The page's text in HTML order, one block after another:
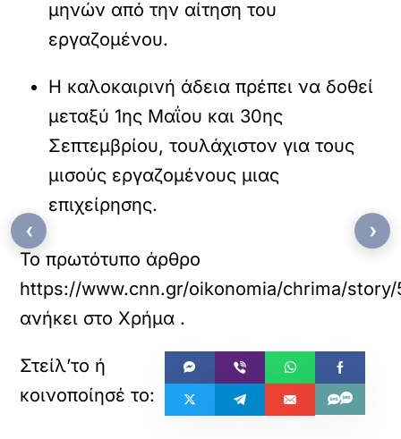
μηνών από την αίτηση του
εργαζομένου.
Η καλοκαιρινή άδεια πρέπει να δοθεί
μεταξύ 1ης Μαΐου και 30ης
Σεπτεμβρίου, τουλάχιστον για τους
μισούς εργαζομένους μιας
επιχείρησης.
Το πρωτότυπο άρθρο
https://www.cnn.gr/oikonomia/chrima/
ανήκει στοΧρήμα .
‹ ›